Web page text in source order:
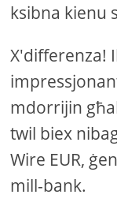
ksibna kienu
X'differenza!
mdorrijin
twil biex
Wire EUR,
mill-bank.